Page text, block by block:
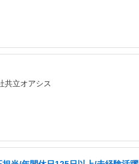
共立オアシス